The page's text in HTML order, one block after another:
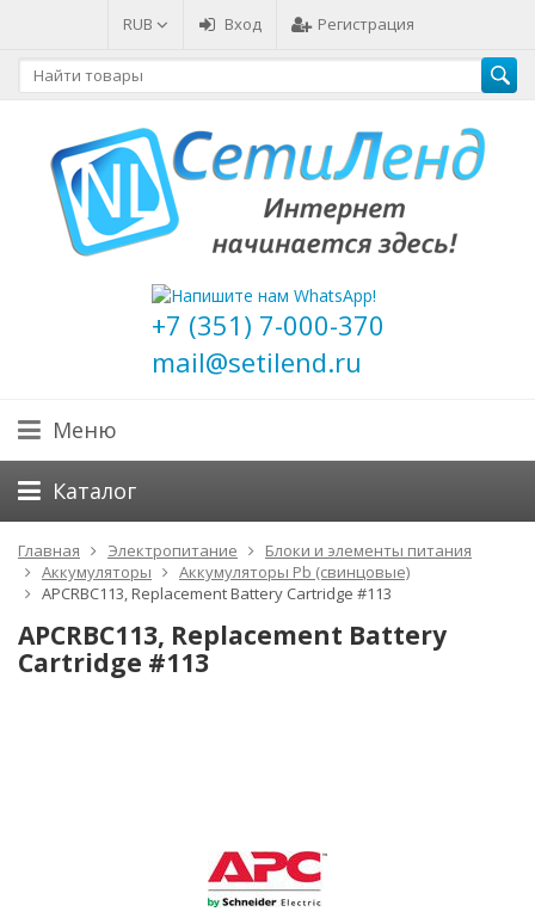
RUB Вход Регистрация
+7 (351) 7-000-370
mail@setilend.ru
Меню
Каталог
Главная Электропитание
Блоки и элементы питания
Аккумуляторы
Аккумуляторы Pb (свинцовые)
APCRBC113, Replacement Battery Cartridge #113
APCRBC113, Replacement Battery
Cartridge #113